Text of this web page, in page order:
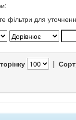
фільтри для
|